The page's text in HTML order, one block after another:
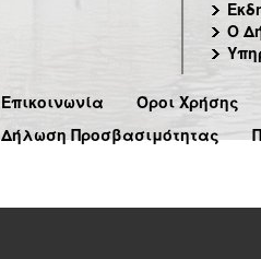
Ο
Επικοινωνία
Όροι Χρήσης
Δήλωση Προσβασιμότητας